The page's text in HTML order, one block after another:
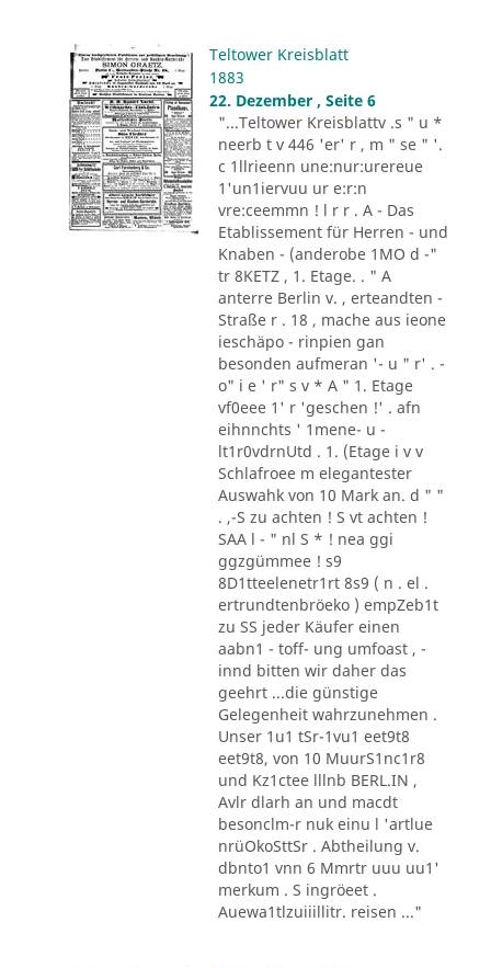
Teltower Kreisblatt
1883
22. Dezember , Seite 6
"...Teltower Kreisblattv .s " u *
neerb t v 446 'er' r , m " se " '.
c 1llrieenn une:nur:urereue
1'un1iervuu ur e:r:n
vre:ceemmn ! l r r . A - Das
Etablissement für Herren - und
Knaben - (anderobe 1MO d -"
tr 8KETZ , 1. Etage. . " A
anterre Berlin v. , erteandten -
Straße r . 18 , mache aus ieone
ieschäpo - rinpien gan
besonden aufmeran '- u " r' . -
o" i e ' r" s v * A " 1. Etage
vf0eee 1' r 'geschen !' . afn
eihnnchts ' 1mene- u -
lt1r0vdrnUtd . 1. (Etage i v v
Schlafroee m elegantester
Auswahk von 10 Mark an. d " "
. ,-S zu achten ! S vt achten !
SAA l - " nl S * ! nea ggi
ggzgümmee ! s9
8D1tteelenetr1rt 8s9 ( n . el .
ertrundtenbröeko ) empZeb1t
zu SS jeder Käufer einen
aabn1 - toff- ung umfoast , -
innd bitten wir daher das
geehrt ...die günstige
Gelegenheit wahrzunehmen .
Unser 1u1 tSr-1vu1 eet9t8
eet9t8, von 10 MuurS1nc1r8
und Kz1ctee lllnb BERL.IN ,
Avlr dlarh an und macdt
besonclm-r nuk einu l 'artlue
nrüOkoSttSr . Abtheilung v.
dbnto1 vnn 6 Mmrtr uuu uu1'
merkum . S ingröeet .
Auewa1tlzuiiillitr. reisen ..."